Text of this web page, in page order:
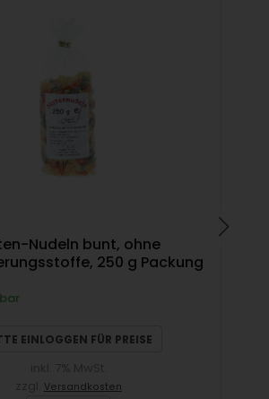
Nudeln bunt, ohne
250 g Packung
EINLOGGEN FÜR PREISE
Versandkosten